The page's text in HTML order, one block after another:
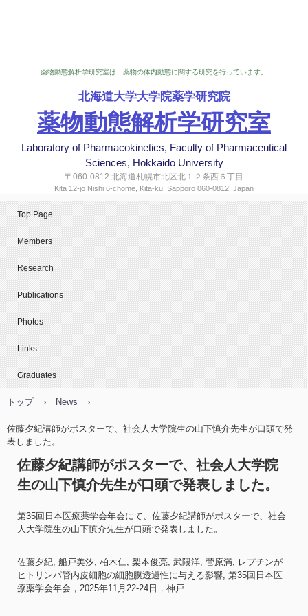
薬物動態解析学研究室は、薬物の体内動態に関する研究を行っています。
北海道大学大学院薬学研究院
薬物動態解析学研究室
Laboratory of Pharmacokinetics, Faculty of Pharmaceutical
Sciences, Hokkaido University
〒060-0812 北海道札幌市北区北１２条西６丁目
Kita 12-jo Nishi 6-chome, Kita-ku, Sapporo 060-0812, Japan
Top Page
Members
Research
Publications
Photos
Links
Graduates
トップ › News ›
佐藤夕紀講師がポスターで、社会人大学院生の山下慎介先生が口頭で発
表しました。
佐藤夕紀講師がポスターで、社会人大学院
生の山下慎介先生が口頭で発表しました。
第35回日本医療薬学会年会にて、佐藤夕紀講師がポスターで、社会
人大学院生の山下慎介先生が口頭で発表しました。
佐藤夕紀, 船戸美汐, 柏木仁, 梨本俊亮, 武隈洋, 菅原満, レプチンが
ヒトリンパ管内皮細胞の細胞膜透過性に与える影響, 第35回日本医
療薬学会年会，2025年11月22-24日，神戸